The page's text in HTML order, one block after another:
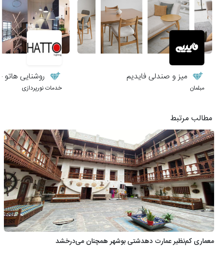
میز و صندلی فایدیم
مبلمان
روشنایی هاتو
خدمات نورپردازی
مطالب مرتبط
معماری کم‌نظیر عمارت دهدشتی بوشهر همچنان می‌درخشد